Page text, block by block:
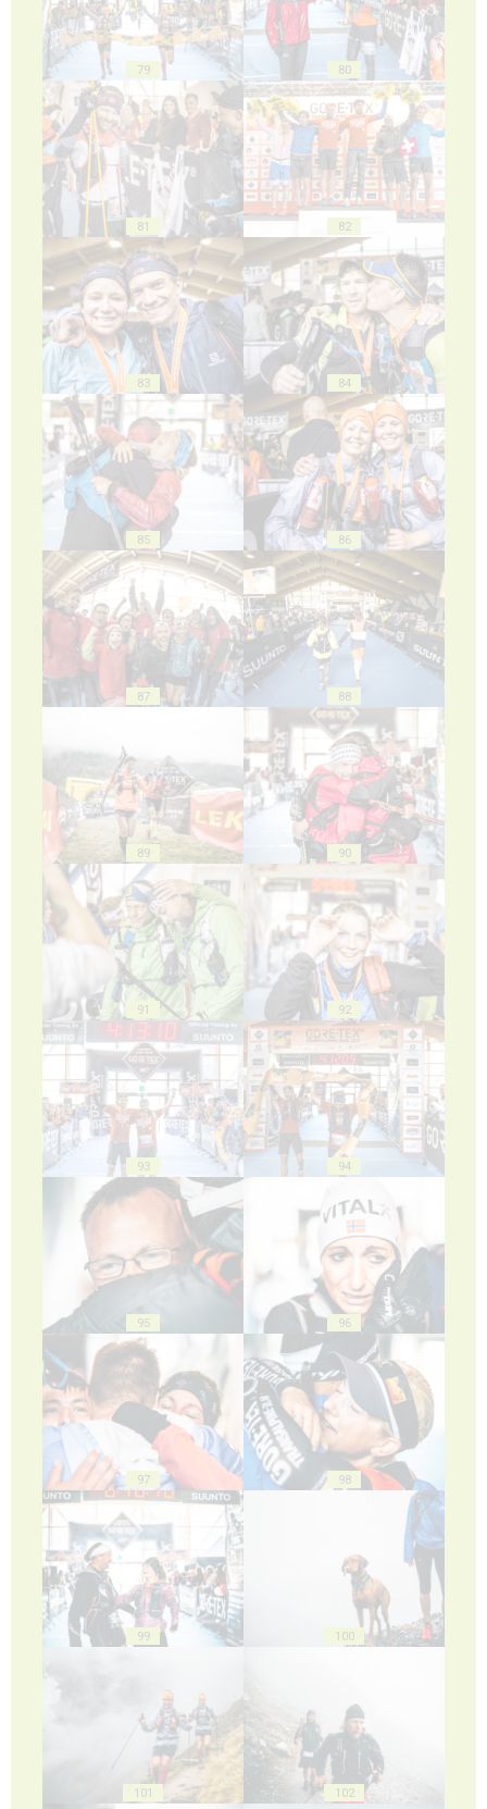
79 80
81 82
83 84
85 86
87 88
89 90
91 92
93 94
95 96
97 98
99 100
101 102